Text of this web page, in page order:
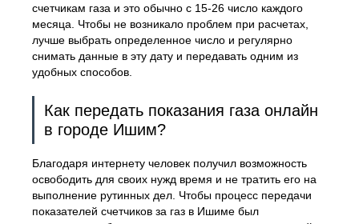
счетчикам газа и это обычно с 15-26 число каждого
месяца. Чтобы не возникало проблем при расчетах,
лучше выбрать определенное число и регулярно
снимать данные в эту дату и передавать одним из
удобных способов.
Как передать показания газа онлайн
в городе Ишим?
Благодаря интернету человек получил возможность
освободить для своих нужд время и не тратить его на
выполнение рутинных дел. Чтобы процесс передачи
показателей счетчиков за газ в Ишиме был